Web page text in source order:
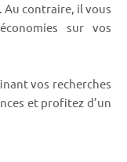
contraire, il vous
sur vos
vos recherches
et profitez d’un